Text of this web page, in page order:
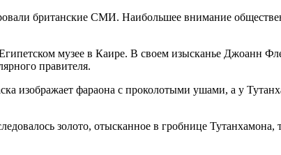
британские СМИ. Наибольшее внимание
музее в Каире. В своем изысканье Джоанн
правителя.
изображает фараона с проколотыми ушами, а у
золото, отысканное в гробнице Тутанхамона,